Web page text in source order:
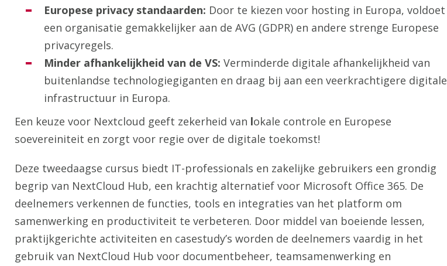
Europese privacy standaarden: Door te kiezen voor hosting in Europa, voldoet
een organisatie gemakkelijker aan de AVG (GDPR) en andere strenge Europese
privacyregels.
Minder afhankelijkheid van de VS: Verminderde digitale afhankelijkheid van
buitenlandse technologiegiganten en draag bij aan een veerkrachtigere digitale
infrastructuur in Europa.
Een keuze voor Nextcloud geeft zekerheid van lokale controle en Europese
soevereiniteit en zorgt voor regie over de digitale toekomst!
Deze tweedaagse cursus biedt IT-professionals en zakelijke gebruikers een grondig
begrip van NextCloud Hub, een krachtig alternatief voor Microsoft Office 365. De
deelnemers verkennen de functies, tools en integraties van het platform om
samenwerking en productiviteit te verbeteren. Door middel van boeiende lessen,
praktijkgerichte activiteiten en casestudy’s worden de deelnemers vaardig in het
gebruik van NextCloud Hub voor documentbeheer, teamsamenwerking en